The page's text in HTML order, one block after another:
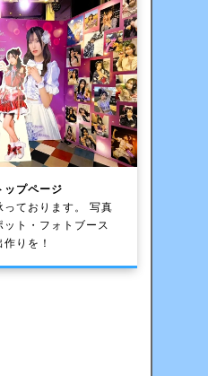
プページ
ております。 写真
ト・フォトブース
りを！